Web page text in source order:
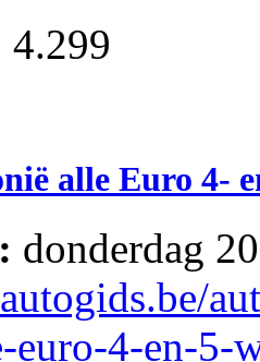
4.299
alle Euro 4-
donderdag
4-en-5-